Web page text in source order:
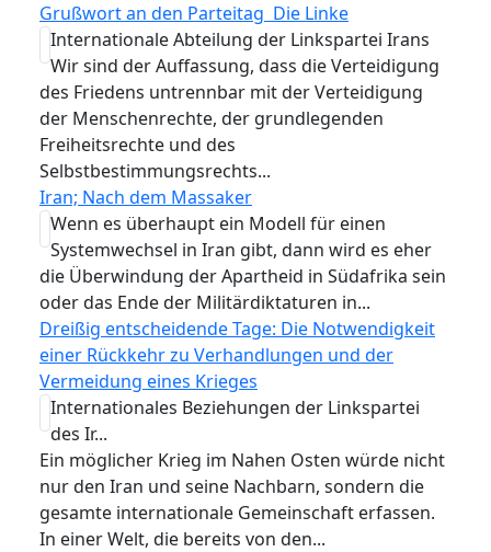
Grußwort an den Parteitag Die Linke
Internationale Abteilung der Linkspartei Irans
Wir sind der Auffassung, dass die Verteidigung
des Friedens untrennbar mit der Verteidigung
der Menschenrechte, der grundlegenden
Freiheitsrechte und des
Selbstbestimmungsrechts...
Iran; Nach dem Massaker
Wenn es überhaupt ein Modell für einen
Systemwechsel in Iran gibt, dann wird es eher
die Überwindung der Apartheid in Südafrika sein
oder das Ende der Militärdiktaturen in...
Dreißig entscheidende Tage: Die Notwendigkeit
einer Rückkehr zu Verhandlungen und der
Vermeidung eines Krieges
Internationales Beziehungen der Linkspartei
des Ir...
Ein möglicher Krieg im Nahen Osten würde nicht
nur den Iran und seine Nachbarn, sondern die
gesamte internationale Gemeinschaft erfassen.
In einer Welt, die bereits von den...